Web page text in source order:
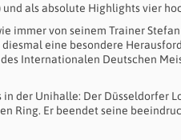
als absolute Highlights vier
immer von seinem Trainer
eine besondere
Internationalen Deutschen
der Unihalle: Der Düsseldorfer
Ring. Er beendet seine